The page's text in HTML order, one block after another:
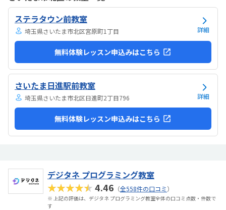
ステラタウン前教室
埼玉県さいたま市北区宮原町1丁目 詳細
無料体験レッスン申込みはこちら
さいたま日進駅前教室
埼玉県さいたま市北区日進町2丁目796 詳細
無料体験レッスン申込みはこちら
デジタネ プログラミング教室
★★★★★4.46 （全558件の口コミ）
※ 上記の評価は、デジタネ プログラミング教室全体の口コミ点数・件数で
す